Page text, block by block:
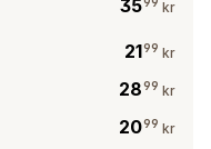
35 kr
2199 kr
2899 kr
2099 kr